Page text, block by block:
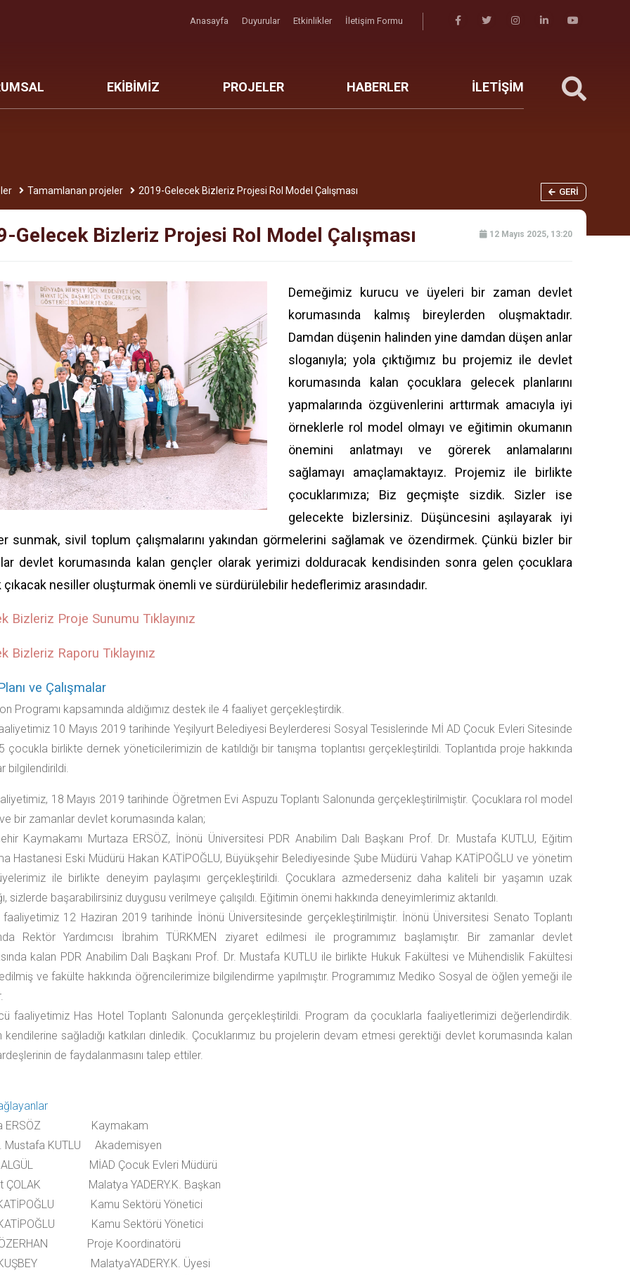
Anasayfa Duyurular Etkinlikler İletişim Formu
EKİBİMİZ PROJELER HABERLER İLETİŞİM
Tamamlanan projeler 2019-Gelecek Bizleriz Projesi Rol Model Çalışması GERI
Gelecek Bizleriz Projesi Rol Model Çalışması 12 Mayıs 2025, 13:20
Demeğimiz kurucu ve üyeleri bir zaman devlet
korumasında kalmış bireylerden oluşmaktadır.
Damdan düşenin halinden yine damdan düşen anlar
sloganıyla; yola çıktığımız bu projemiz ile devlet
korumasında kalan çocuklara gelecek planlarını
yapmalarında özgüvenlerini arttırmak amacıyla iyi
örneklerle rol model olmayı ve eğitimin okumanın
önemini anlatmayı ve görerek anlamalarını
sağlamayı amaçlamaktayız. Projemiz ile birlikte
çocuklarımıza; Biz geçmişte sizdik. Sizler ise
gelecekte bizlersiniz. Düşüncesini aşılayarak iyi
sunmak, sivil toplum çalışmalarını yakından görmelerini sağlamak ve özendirmek. Çünkü bizler bir
devlet korumasında kalan gençler olarak yerimizi dolduracak kendisinden sonra gelen çocuklara
nesiller oluşturmak önemli ve sürdürülebilir hedeflerimiz arasındadır.
Bizleriz Proje Sunumu Tıklayınız
Bizleriz Raporu Tıklayınız
ve Çalışmalar
Programı kapsamında aldığımız destek ile 4 faaliyet gerçekleştirdik.
10 Mayıs 2019 tarihinde Yeşilyurt Belediyesi Beylerderesi Sosyal Tesislerinde Mİ AD Çocuk Evleri Sitesinde
çocukla birlikte dernek yöneticilerimizin de katıldığı bir tanışma toplantısı gerçekleştirildi. Toplantıda proje hakkında
bilgilendirildi.
18 Mayıs 2019 tarihinde Öğretmen Evi Aspuzu Toplantı Salonunda gerçekleştirilmiştir. Çocuklara rol model
bir zamanlar devlet korumasında kalan;
Kaymakamı Murtaza ERSÖZ, İnönü Üniversitesi PDR Anabilim Dalı Başkanı Prof. Dr. Mustafa KUTLU, Eğitim
Hastanesi Eski Müdürü Hakan KATİPOĞLU, Büyükşehir Belediyesinde Şube Müdürü Vahap KATİPOĞLU ve yönetim
ile birlikte deneyim paylaşımı gerçekleştirildi. Çocuklara azmederseniz daha kaliteli bir yaşamın uzak
sizlerde başarabilirsiniz duygusu verilmeye çalışıldı. Eğitimin önemi hakkında deneyimlerimiz aktarıldı.
faaliyetimiz 12 Haziran 2019 tarihinde İnönü Üniversitesinde gerçekleştirilmiştir. İnönü Üniversitesi Senato Toplantı
Rektör Yardımcısı İbrahim TÜRKMEN ziyaret edilmesi ile programımız başlamıştır. Bir zamanlar devlet
kalan PDR Anabilim Dalı Başkanı Prof. Dr. Mustafa KUTLU ile birlikte Hukuk Fakültesi ve Mühendislik Fakültesi
ve fakülte hakkında öğrencilerimize bilgilendirme yapılmıştır. Programımız Mediko Sosyal de öğlen yemeği ile
faaliyetimiz Has Hotel Toplantı Salonunda gerçekleştirildi. Program da çocuklarla faaliyetlerimizi değerlendirdik.
kendilerine sağladığı katkıları dinledik. Çocuklarımız bu projelerin devam etmesi gerektiği devlet korumasında kalan
de faydalanmasını talep ettiler.
ERSÖZ Kaymakam
Mustafa KUTLU Akademisyen
ALGÜL MİAD Çocuk Evleri Müdürü
ÇOLAK Malatya YADERY.K. Başkan
Kamu Sektörü Yönetici
Kamu Sektörü Yönetici
ÖZERHAN Proje Koordinatörü
KUŞBEY MalatyaYADERY.K. Üyesi